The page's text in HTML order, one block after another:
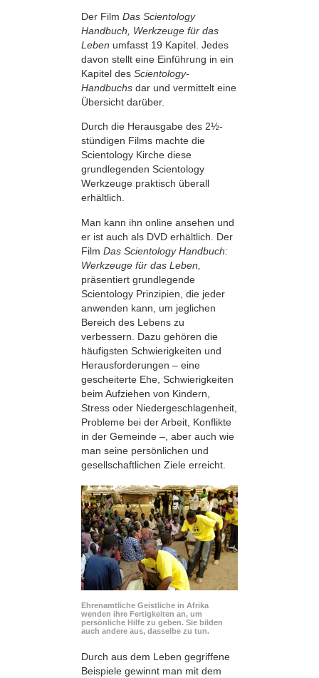
Der Film Das Scientology
Handbuch, Werkzeuge für das
Leben umfasst 19 Kapitel. Jedes
davon stellt eine Einführung in ein
Kapitel des Scientology-
Handbuchs dar und vermittelt eine
Übersicht darüber.
Durch die Herausgabe des 2½-
stündigen Films machte die
Scientology Kirche diese
grundlegenden Scientology
Werkzeuge praktisch überall
erhältlich.
Man kann ihn online ansehen und
er ist auch als DVD erhältlich. Der
Film Das Scientology Handbuch:
Werkzeuge für das Leben,
präsentiert grundlegende
Scientology Prinzipien, die jeder
anwenden kann, um jeglichen
Bereich des Lebens zu
verbessern. Dazu gehören die
häufigsten Schwierigkeiten und
Herausforderungen – eine
gescheiterte Ehe, Schwierigkeiten
beim Aufziehen von Kindern,
Stress oder Niedergeschlagenheit,
Probleme bei der Arbeit, Konflikte
in der Gemeinde –, aber auch wie
man seine persönlichen und
gesellschaftlichen Ziele erreicht.
Ehrenamtliche Geistliche in Afrika
wenden ihre Fertigkeiten an, um
persönliche Hilfe zu geben. Sie bilden
auch andere aus, dasselbe zu tun.
Durch aus dem Leben gegriffene
Beispiele gewinnt man mit dem